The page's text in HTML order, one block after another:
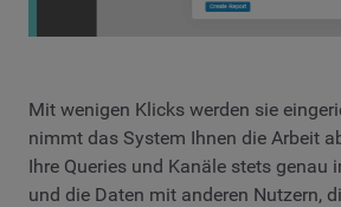
Mit wenigen Klicks werden sie
nimmt das System Ihnen die Arbeit
Ihre Queries und Kanäle stets genau
und die Daten mit anderen Nutzern,